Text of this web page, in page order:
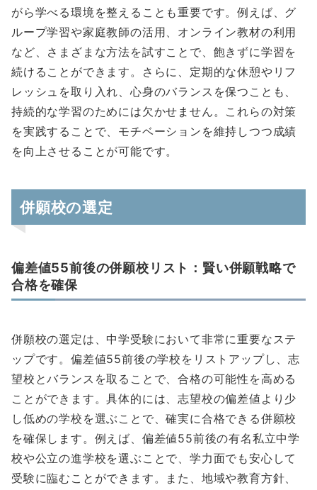
がら学べる環境を整えることも重要です。例えば、グ
ループ学習や家庭教師の活用、オンライン教材の利用
など、さまざまな方法を試すことで、飽きずに学習を
続けることができます。さらに、定期的な休憩やリフ
レッシュを取り入れ、心身のバランスを保つことも、
持続的な学習のためには欠かせません。これらの対策
を実践することで、モチベーションを維持しつつ成績
を向上させることが可能です。
併願校の選定
偏差値55前後の併願校リスト：賢い併願戦略で
合格を確保
併願校の選定は、中学受験において非常に重要なステ
ップです。偏差値55前後の学校をリストアップし、志
望校とバランスを取ることで、合格の可能性を高める
ことができます。具体的には、志望校の偏差値より少
し低めの学校を選ぶことで、確実に合格できる併願校
を確保します。例えば、偏差値55前後の有名私立中学
校や公立の進学校を選ぶことで、学力面でも安心して
受験に臨むことができます。また、地域や教育方針、